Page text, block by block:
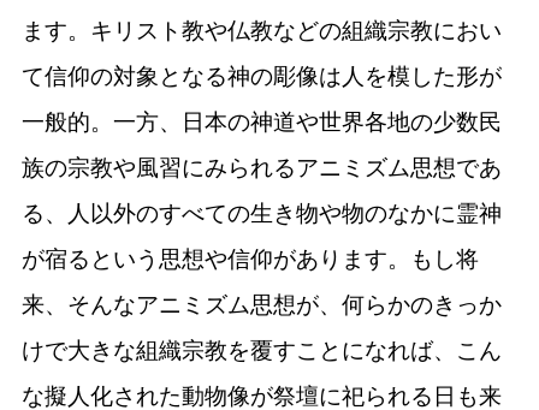
ます。キリスト教や仏教などの組織宗教におい
て信仰の対象となる神の彫像は人を模した形が
一般的。一方、日本の神道や世界各地の少数民
族の宗教や風習にみられるアニミズム思想であ
る、人以外のすべての生き物や物のなかに霊神
が宿るという思想や信仰があります。もし将
来、そんなアニミズム思想が、何らかのきっか
けで大きな組織宗教を覆すことになれば、こん
な擬人化された動物像が祭壇に祀られる日も来